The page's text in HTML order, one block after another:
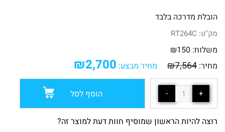
הובלת מדרכה בלבד
מק"ט: RT264C
משלוח: ₪150
מחיר:
₪7,564 מחיר מבצע: ₪2,700
הוסף לסל
רוצה להיות הראשון שמוסיף חוות דעת למוצר זה?